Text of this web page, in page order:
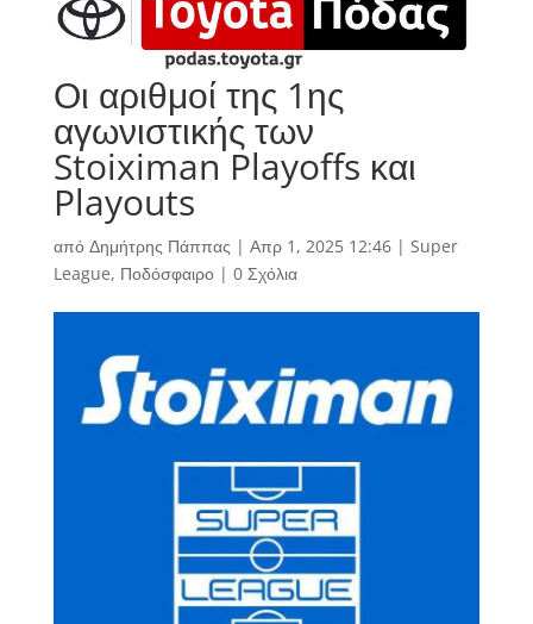
Οι αριθμοί της 1ης
αγωνιστικής των
Stoiximan Playoffs και
Playouts
από Δημήτρης Πάππας | Απρ 1, 2025 12:46| Super
League, Ποδόσφαιρο| 0 Σχόλια